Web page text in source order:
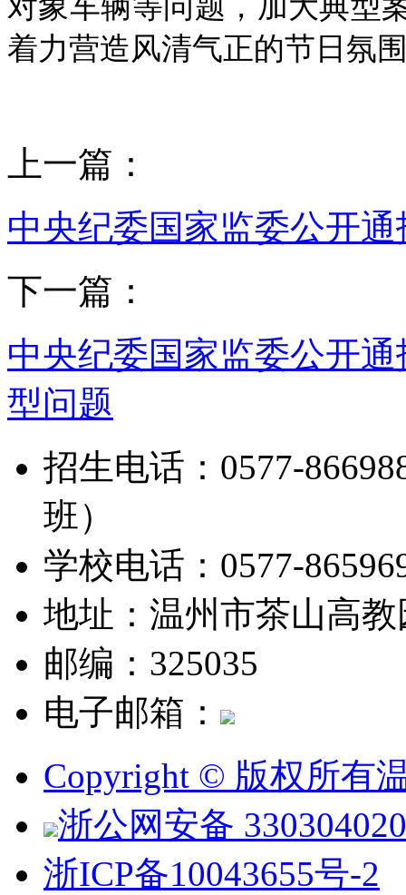
着力营造风清气正的节日氛
上一篇：
中央纪委国家监委公开
下一篇：
中央纪委国家监委公开
型问题
招生电话：0577-
班）
学校电话：0577-
地址：温州市茶山高教
邮编：325035
电子邮箱：
Copyright © 版权所有
浙公网安备
浙ICP备10043655号-2